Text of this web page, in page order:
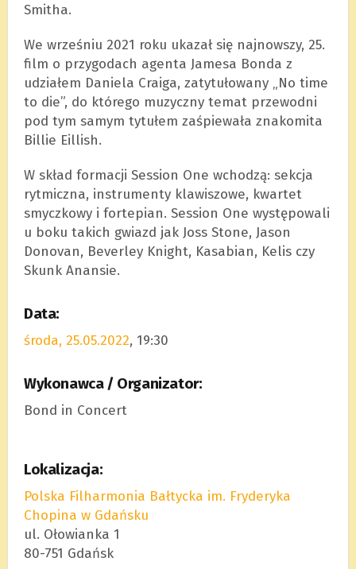
Smitha.
We wrześniu 2021 roku ukazał się najnowszy, 25.
film o przygodach agenta Jamesa Bonda z
udziałem Daniela Craiga, zatytułowany „No time
to die”, do którego muzyczny temat przewodni
pod tym samym tytułem zaśpiewała znakomita
Billie Eillish.
W skład formacji Session One wchodzą: sekcja
rytmiczna, instrumenty klawiszowe, kwartet
smyczkowy i fortepian. Session One występowali
u boku takich gwiazd jak Joss Stone, Jason
Donovan, Beverley Knight, Kasabian, Kelis czy
Skunk Anansie.
Data:
środa, 25.05.2022, 19:30
Wykonawca / Organizator:
Bond in Concert
Lokalizacja:
Polska Filharmonia Bałtycka im. Fryderyka
Chopina w Gdańsku
ul. Ołowianka 1
80-751 Gdańsk